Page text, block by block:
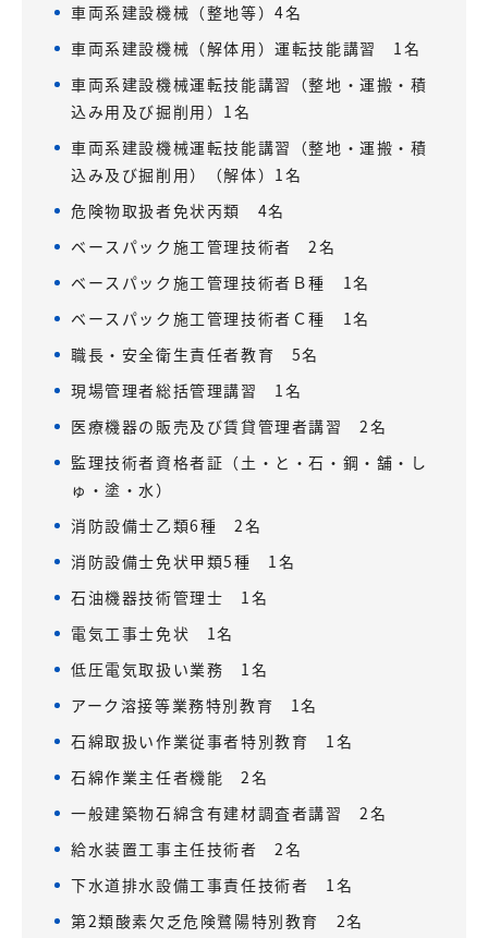
車両系建設機械（整地等）4名
車両系建設機械（解体用）運転技能講習 1名
車両系建設機械運転技能講習（整地・運搬・積
込み用及び掘削用）1名
車両系建設機械運転技能講習（整地・運搬・積
込み及び掘削用）（解体）1名
危険物取扱者免状丙類 4名
ベースパック施工管理技術者 2名
ベースパック施工管理技術者Ｂ種 1名
ベースパック施工管理技術者Ｃ種 1名
職長・安全衛生責任者教育 5名
現場管理者総括管理講習 1名
医療機器の販売及び賃貸管理者講習 2名
監理技術者資格者証（土・と・石・鋼・舗・し
ゅ・塗・水）
消防設備士乙類6種 2名
消防設備士免状甲類5種 1名
石油機器技術管理士 1名
電気工事士免状 1名
低圧電気取扱い業務 1名
アーク溶接等業務特別教育 1名
石綿取扱い作業従事者特別教育 1名
石綿作業主任者機能 2名
一般建築物石綿含有建材調査者講習 2名
給水装置工事主任技術者 2名
下水道排水設備工事責任技術者 1名
第2類酸素欠乏危険鷺陽特別教育 2名